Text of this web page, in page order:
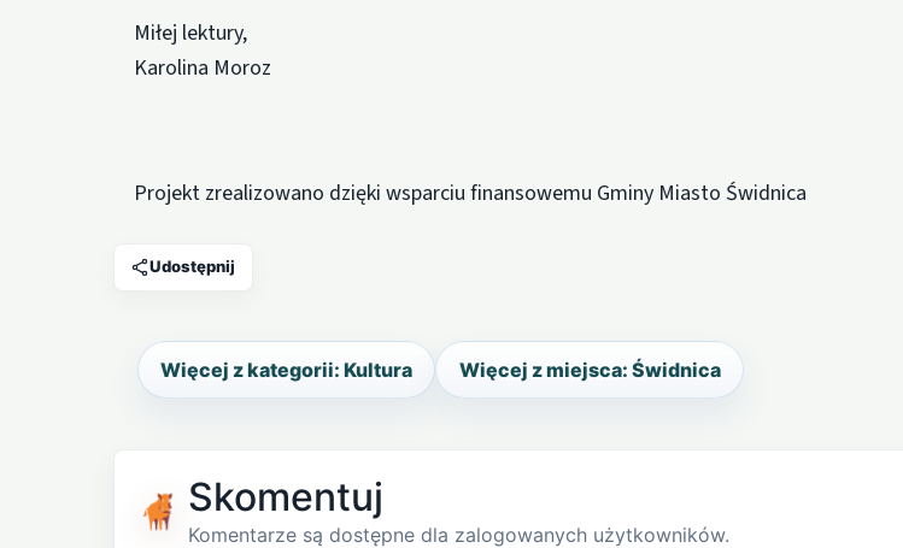
Miłej lektury,
Karolina Moroz
Projekt zrealizowano dzięki wsparciu finansowemu Gminy Miasto Świdnica
Udostępnij
Więcej z kategorii: Kultura Więcej z miejsca: Świdnica
Skomentuj
Komentarze są dostępne dla zalogowanych użytkowników.